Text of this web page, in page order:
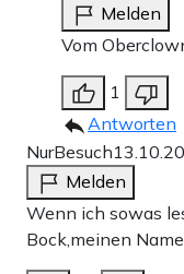
Melden
Vom
1
Antworten
NurBesuch
Melden
Wenn ich sowas
Bock,meinen